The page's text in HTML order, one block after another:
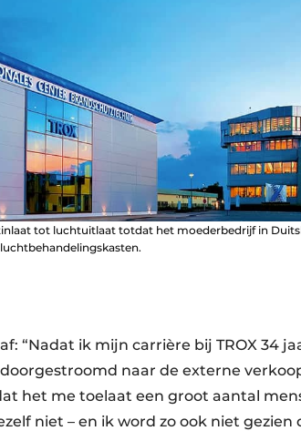
tot luchtuitlaat totdat het moederbedrijf in
“Nadat ik mijn carrière bij TROX 34
naar de externe
het me toelaat een groot aantal
niet – en ik word zo ook niet gezien